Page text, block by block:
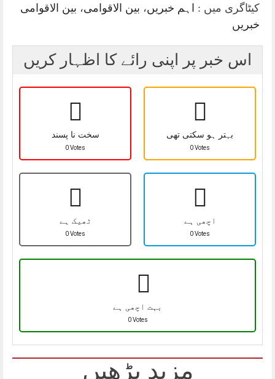
کیٹاگری میں : اہم خبریں، بین الاقوامی، بین الاقوامی
خبریں
اس خبر پر اپنی رائے کا اظہار کریں
سخت نا پسند
0 Votes
بہتر ہو سکتی تھی
0 Votes
ٹھیک ہے
0 Votes
اچھی ہے
0 Votes
بہت اچھی ہے
0 Votes
مزید پڑھیں